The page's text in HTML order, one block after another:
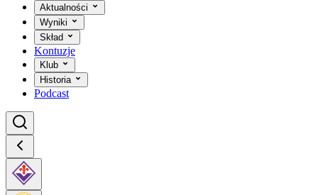
Aktualności
Wyniki
Skład
Kontuzje
Klub
Historia
Podcast